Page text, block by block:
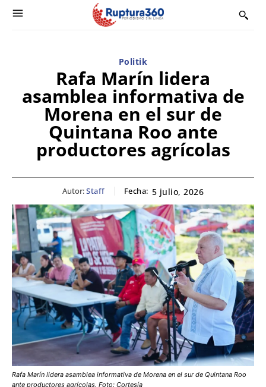
Politik
Rafa Marín lidera
asamblea informativa de
Morena en el sur de
Quintana Roo ante
productores agrícolas
Autor:Staff Fecha: 5 julio, 2026
Rafa Marín lidera asamblea informativa de Morena en el sur de Quintana Roo
ante productores agrícolas. Foto: Cortesía